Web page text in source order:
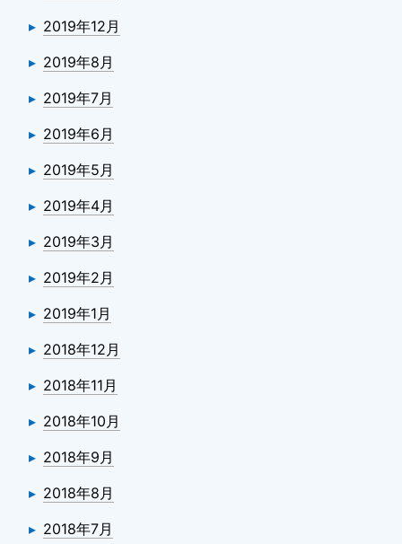
2019年12月
2019年8月
2019年7月
2019年6月
2019年5月
2019年4月
2019年3月
2019年2月
2019年1月
2018年12月
2018年11月
2018年10月
2018年9月
2018年8月
2018年7月